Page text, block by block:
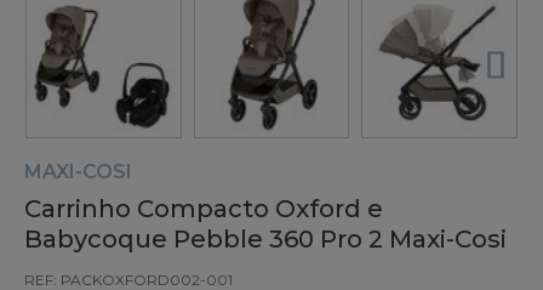
MAXI-COSI
Carrinho Compacto Oxford e
Babycoque Pebble 360 Pro 2 Maxi-Cosi
REF: PACKOXFORD002-001